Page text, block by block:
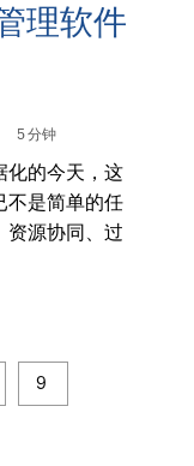
理软件
5 分钟
化的今天，这
不是简单的任
资源协同、过
9